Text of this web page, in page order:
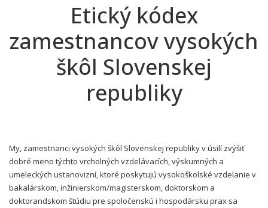
Etický kódex
zamestnancov vysokých
škôl Slovenskej
republiky
My, zamestnanci vysokých škôl Slovenskej republiky v úsilí zvýšiť
dobré meno týchto vrcholných vzdelávacích, výskumných a
umeleckých ustanovizní, ktoré poskytujú vysokoškolské vzdelanie v
bakalárskom, inžinierskom/magisterskom, doktorskom a
doktorandskom štúdiu pre spoločenskú i hospodársku prax sa